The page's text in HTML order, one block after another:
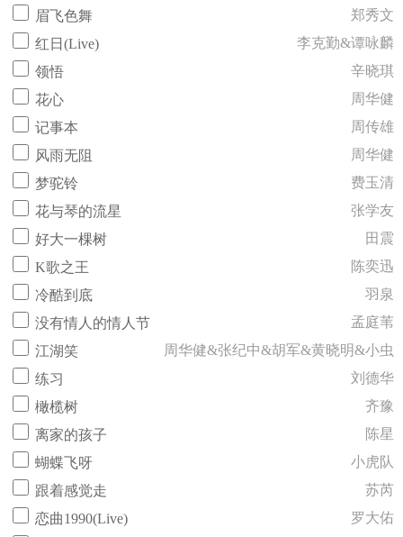
眉飞色舞
郑秀文
红日(Live)
李克勤&谭咏麟
领悟
辛晓琪
花心
周华健
记事本
周传雄
风雨无阻
周华健
梦驼铃
费玉清
花与琴的流星
张学友
好大一棵树
田震
K歌之王
陈奕迅
冷酷到底
羽泉
没有情人的情人节
孟庭苇
江湖笑
周华健&张纪中&胡军&黄晓明&小虫
练习
刘德华
橄榄树
齐豫
离家的孩子
陈星
蝴蝶飞呀
小虎队
跟着感觉走
苏芮
恋曲1990(Live)
罗大佑